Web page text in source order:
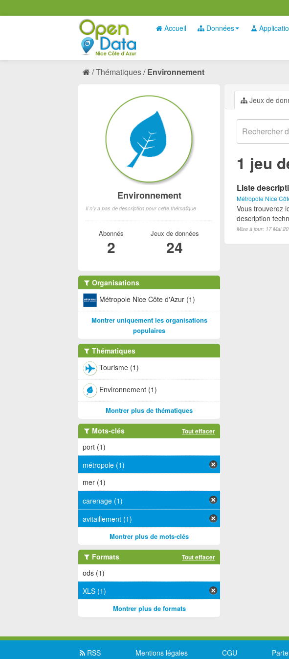
Accueil Données
Thématiques Environnement
Jeux de
1 jeu
Liste
Métropole Nice
Vous trouverez
description
Mise à jour: 17 Mai
Environnement
Il n'y a pas de description pour cette thématique
Abonnés
2
Jeux de données
24
Organisations
Métropole Nice Côte d'Azur (1)
Montrer uniquement les organisations
populaires
Thématiques
Tourisme (1)
Environnement (1)
Montrer plus de thématiques
Mots-clés Tout effacer
port (1)
métropole (1)
mer (1)
carenage (1)
avitaillement (1)
Montrer plus de mots-clés
Formats Tout effacer
ods (1)
XLS (1)
Montrer plus de formats
RSS Mentions légales CGU